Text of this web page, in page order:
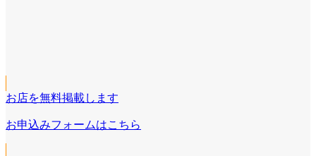
リ
ン
ク
ン
リ
ク
ン
リ
ン
ク
お店を無料掲載します
お申込みフォームはこちら